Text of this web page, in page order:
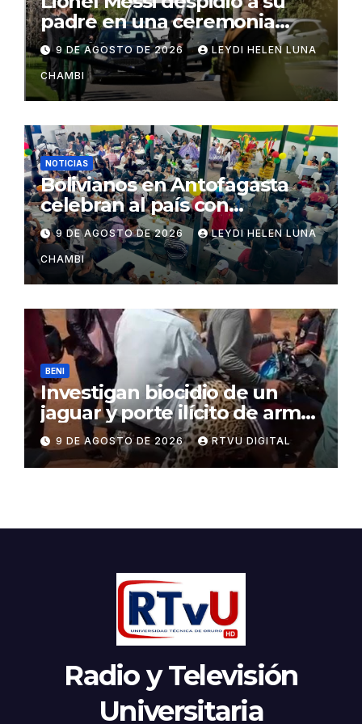
padre en una ceremonia
íntima en Rosario
9 DE AGOSTO DE 2026 LEYDI HELEN LUNA
CHAMBI
NOTICIAS
Bolivianos en Antofagasta
celebran al país con
gastronomía, folclore y un
llamado a la unidad
9 DE AGOSTO DE 2026 LEYDI HELEN LUNA
CHAMBI
BENI
Investigan biocidio de un
jaguar y porte ilícito de armas
en Beni
9 DE AGOSTO DE 2026 RTVU DIGITAL
Radio y Televisión
Universitaria